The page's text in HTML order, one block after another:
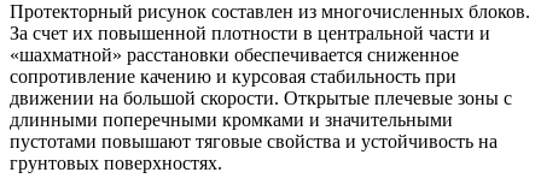
Протекторный рисунок составлен из многочисленных блоков.
За счет их повышенной плотности в центральной части и
«шахматной» расстановки обеспечивается сниженное
сопротивление качению и курсовая стабильность при
движении на большой скорости. Открытые плечевые зоны с
длинными поперечными кромками и значительными
пустотами повышают тяговые свойства и устойчивость на
грунтовых поверхностях.